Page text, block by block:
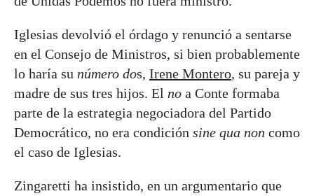
Iglesias devolvió el órdago y renunció a sentarse
en el Consejo de Ministros, si bien probablemente
lo haría su número dos, Irene Montero, su pareja y
madre de sus tres hijos. El no a Conte formaba
parte de la estrategia negociadora del Partido
Democrático, no era condición sine qua non como
el caso de Iglesias.
Zingaretti ha insistido, en un argumentario que